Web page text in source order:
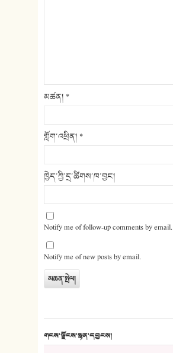
མཚན། *
གློག་འཕྲིན། *
ཁྱེད་ཀྱི་དྲ་ཚིགས་ཁ་བྱང།
Notify me of follow-up comments by email.
Notify me of new posts by email.
གངས་ལྗོངས་སྙན་དབྱངས།